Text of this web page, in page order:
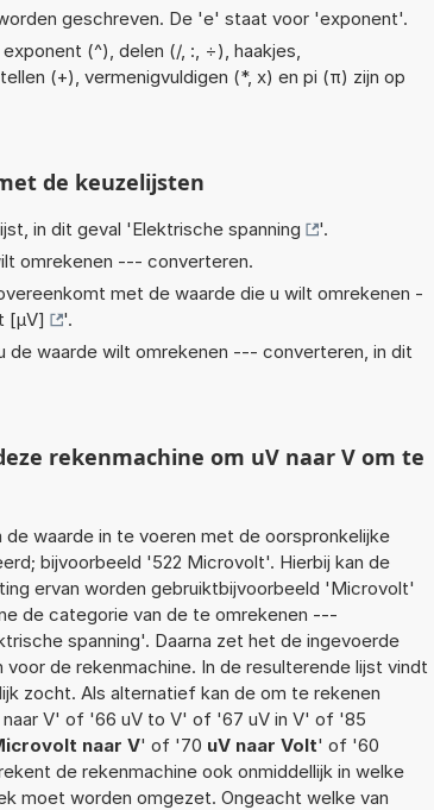
geschreven. De 'e' staat voor 'exponent'.
(^), delen (/, :, ÷), haakjes,
(+), vermenigvuldigen (*, x) en pi (π) zijn op
de keuzelijsten
in dit geval 'Elektrische spanning
'.
omrekenen --- converteren.
met de waarde die u wilt omrekenen -
[µV]
'.
de waarde wilt omrekenen --- converteren, in dit
rekenmachine om uV naar V om te
waarde in te voeren met de oorspronkelijke
bijvoorbeeld '522 Microvolt'. Hierbij kan de
ervan worden gebruiktbijvoorbeeld 'Microvolt'
de categorie van de te omrekenen ---
spanning'. Daarna zet het de ingevoerde
de rekenmachine. In de resulterende lijst vindt
zocht. Als alternatief kan de om te rekenen
V' of '66 uV to V' of '67 uV in V' of '85
naar V' of '70 uV naar Volt' of '60
de rekenmachine ook onmiddellijk in welke
moet worden omgezet. Ongeacht welke van